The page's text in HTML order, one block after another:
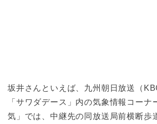
坂井さんといえば、九州朝日放送（
「サワダデース」内の気象情報コーナ
気」では、中継先の同放送局前横断歩